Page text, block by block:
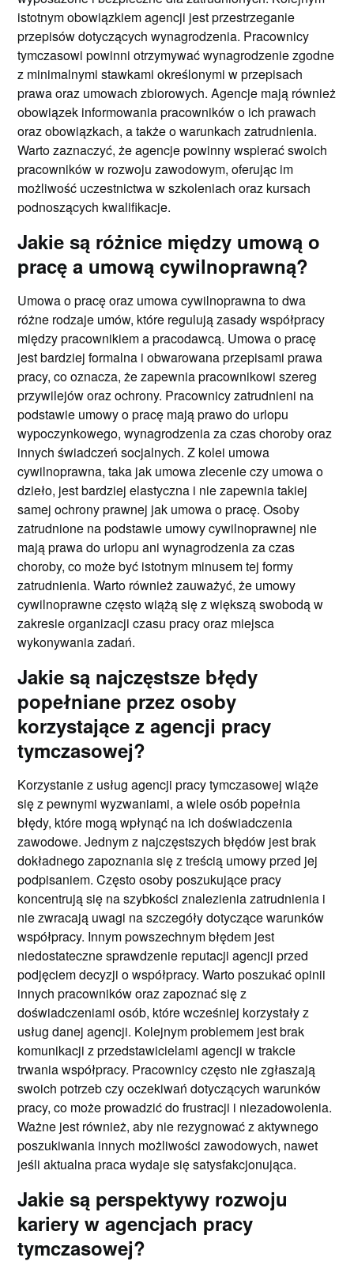
istotnym obowiązkiem agencji jest przestrzeganie
przepisów dotyczących wynagrodzenia. Pracownicy
tymczasowi powinni otrzymywać wynagrodzenie zgodne
z minimalnymi stawkami określonymi w przepisach
prawa oraz umowach zbiorowych. Agencje mają również
obowiązek informowania pracowników o ich prawach
oraz obowiązkach, a także o warunkach zatrudnienia.
Warto zaznaczyć, że agencje powinny wspierać swoich
pracowników w rozwoju zawodowym, oferując im
możliwość uczestnictwa w szkoleniach oraz kursach
podnoszących kwalifikacje.
Jakie są różnice między umową o
pracę a umową cywilnoprawną?
Umowa o pracę oraz umowa cywilnoprawna to dwa
różne rodzaje umów, które regulują zasady współpracy
między pracownikiem a pracodawcą. Umowa o pracę
jest bardziej formalna i obwarowana przepisami prawa
pracy, co oznacza, że zapewnia pracownikowi szereg
przywilejów oraz ochrony. Pracownicy zatrudnieni na
podstawie umowy o pracę mają prawo do urlopu
wypoczynkowego, wynagrodzenia za czas choroby oraz
innych świadczeń socjalnych. Z kolei umowa
cywilnoprawna, taka jak umowa zlecenie czy umowa o
dzieło, jest bardziej elastyczna i nie zapewnia takiej
samej ochrony prawnej jak umowa o pracę. Osoby
zatrudnione na podstawie umowy cywilnoprawnej nie
mają prawa do urlopu ani wynagrodzenia za czas
choroby, co może być istotnym minusem tej formy
zatrudnienia. Warto również zauważyć, że umowy
cywilnoprawne często wiążą się z większą swobodą w
zakresie organizacji czasu pracy oraz miejsca
wykonywania zadań.
Jakie są najczęstsze błędy
popełniane przez osoby
korzystające z agencji pracy
tymczasowej?
Korzystanie z usług agencji pracy tymczasowej wiąże
się z pewnymi wyzwaniami, a wiele osób popełnia
błędy, które mogą wpłynąć na ich doświadczenia
zawodowe. Jednym z najczęstszych błędów jest brak
dokładnego zapoznania się z treścią umowy przed jej
podpisaniem. Często osoby poszukujące pracy
koncentrują się na szybkości znalezienia zatrudnienia i
nie zwracają uwagi na szczegóły dotyczące warunków
współpracy. Innym powszechnym błędem jest
niedostateczne sprawdzenie reputacji agencji przed
podjęciem decyzji o współpracy. Warto poszukać opinii
innych pracowników oraz zapoznać się z
doświadczeniami osób, które wcześniej korzystały z
usług danej agencji. Kolejnym problemem jest brak
komunikacji z przedstawicielami agencji w trakcie
trwania współpracy. Pracownicy często nie zgłaszają
swoich potrzeb czy oczekiwań dotyczących warunków
pracy, co może prowadzić do frustracji i niezadowolenia.
Ważne jest również, aby nie rezygnować z aktywnego
poszukiwania innych możliwości zawodowych, nawet
jeśli aktualna praca wydaje się satysfakcjonująca.
Jakie są perspektywy rozwoju
kariery w agencjach pracy
tymczasowej?